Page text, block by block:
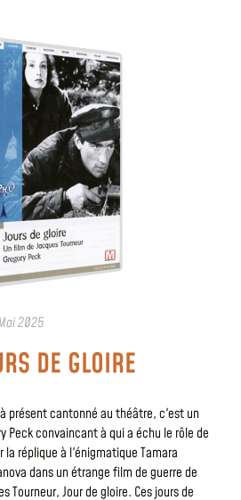
2025
DE GLOIRE
présent cantonné au théâtre, c'est un
Peck convaincant à qui a échu le rôle de
la réplique à l'énigmatique Tamara
dans un étrange film de guerre de
Tourneur, Jour de gloire. Ces jours de